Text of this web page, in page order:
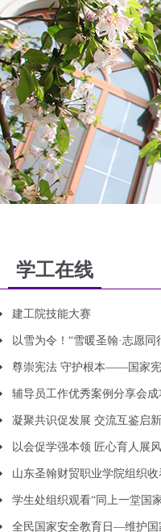
学工在线
建工院技能大赛
以雪为令！“雪暖圣翰·志愿同
尊崇宪法 守护根本——国家
辅导员工作优秀案例分享会
凝聚共识促发展 交流互鉴启
以会促学强本领 匠心育人展
山东圣翰财贸职业学院组织收
学生处组织观看“同上一堂国
全民国家安全教育日—维护国